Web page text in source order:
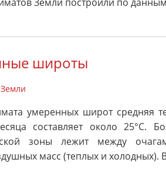
широты
умеренных широт средняя
составляет около 25°С.
зоны лежит между
масс (теплых и холодных).